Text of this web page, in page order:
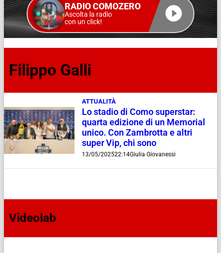
RADIO COMOZERO
Ascolta la radio
con un click!
Filippo Galli
ATTUALITÀ
Lo stadio di Como superstar:
quarta edizione di un Memorial
unico. Con Zambrotta e altri
super Vip, chi sono
13/05/202522:14Giulia Giovanessi
Videolab